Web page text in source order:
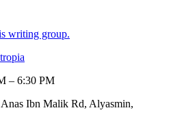
writing group.
– 6:30 PM
Anas Ibn Malik Rd, Alyasmin,